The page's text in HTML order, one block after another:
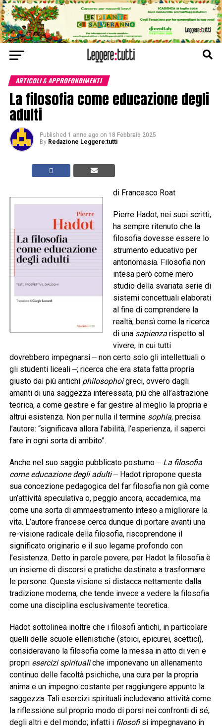
ARTICOLI & APPROFONDIMENTI
La filosofia come educazione degli
adulti
Published 1 anno ago on 18 Febbraio 2025
By Redazione Leggere:tutti
di Francesco Roat
Pierre Hadot, nei suoi scritti,
ha sempre ritenuto che la
filosofia dovesse essere lo
strumento educativo per
antonomasia. Filosofia non
intesa però come mero
studio della svariata serie di
sistemi concettuali elaborati
al fine di comprendere la
realtà, bensì come la ricerca
di una sapienzarispetto al
vivere, in cui tutti
dovrebbero impegnarsi ‒ non certo solo gli intellettuali o
gli studenti liceali ‒; ricerca che era stata fatta propria
giusto dai più antichi philosophoigreci, ovvero dagli
amanti di una saggezza interessata, più che all’astrazione
teorica, a come gestire e far gestire al meglio la propria e
altrui esistenza. Non per nulla il termine sophia, precisa
l’autore: “significava allora l’abilità, l’esperienza, il saperci
fare in ogni sorta di ambito”.
Anche nel suo saggio pubblicato postumo ‒ La filosofia
come educazione degli adulti‒ Hadot ripropone questa
sua concezione pedagogica del far filosofia non già come
un’attività speculativa o, peggio ancora, accademica, ma
come una sorta di ammaestramento inteso a migliorare la
vita. L’autore francese cerca dunque di portare avanti una
re-visione radicale della filosofia, riscoprendone il
significato originario e il suo legame profondo con
l’esistenza. Detto in parole povere, per Hadot la filosofia è
un insieme di discorsi e pratiche destinate a trasformare
le persone. Questa visione si distacca nettamente dalla
tradizione moderna, che tende invece a vedere la filosofia
come una disciplina esclusivamente teoretica.
Hadot sottolinea inoltre che i filosofi antichi, in particolare
quelli delle scuole ellenistiche (stoici, epicurei, scettici),
consideravano la filosofia come la messa in atto di veri e
propri esercizi spiritualiche imponevano un allenamento
continuo delle facoltà psichiche, una cura per la propria
anima e un impegno costante per raggiungere appunto la
saggezza. Tali esercizi spirituali includevano attività come
la riflessione sul proprio modo di porsi nei confronti di sé,
degli altri e del mondo; infatti i filosofisi impegnavano in